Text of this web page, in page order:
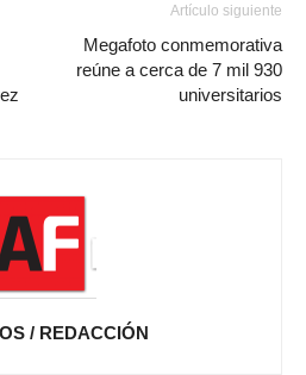
Artículo siguiente
Megafoto conmemorativa
reúne a cerca de 7 mil 930
universitarios
/ REDACCIÓN